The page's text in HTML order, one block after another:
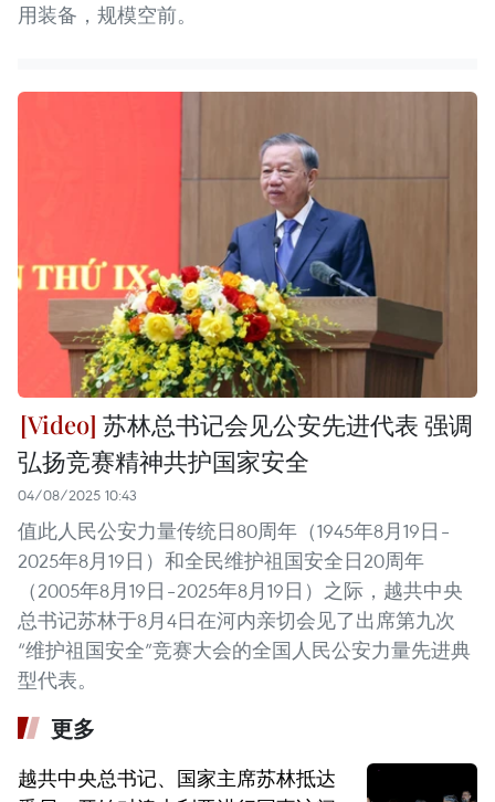
用装备，规模空前。
苏林总书记会见公安先进代表 强调
弘扬竞赛精神共护国家安全
04/08/2025 10:43
值此人民公安力量传统日80周年（1945年8月19日–
2025年8月19日）和全民维护祖国安全日20周年
（2005年8月19日–2025年8月19日）之际，越共中央
总书记苏林于8月4日在河内亲切会见了出席第九次
“维护祖国安全”竞赛大会的全国人民公安力量先进典
型代表。
更多
越共中央总书记、国家主席苏林抵达